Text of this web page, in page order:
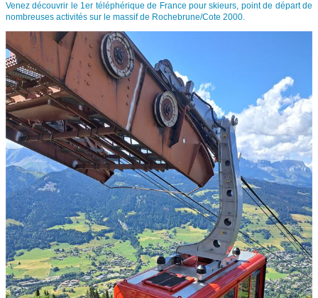
Venez découvrir le 1er téléphérique de France pour skieurs, point de départ de
nombreuses activités sur le massif de Rochebrune/Cote 2000.